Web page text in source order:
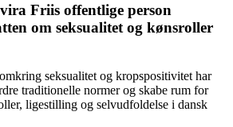
Friis offentlige person
om seksualitet og kønsroller
seksualitet og kropspositivitet har
traditionelle normer og skabe rum for
ligestilling og selvudfoldelse i dansk